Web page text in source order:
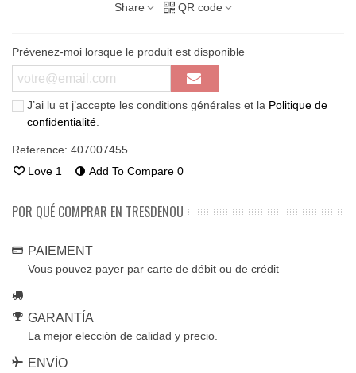
Share
QR code
Prévenez-moi lorsque le produit est disponible
J’ai lu et j’accepte les conditions générales et la Politique de
confidentialité
Reference: 407007455
Love 1 Add To Compare 0
POR QUÉ COMPRAR EN TRESDENOU
PAIEMENT
Vous pouvez payer par carte de débit ou de crédit
GARANTÍA
La mejor elección de calidad y precio.
ENVÍO